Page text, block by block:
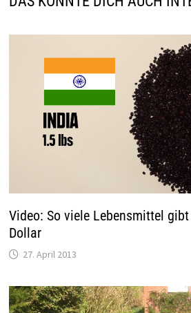
Video: So viele Lebensmittel
Dollar
27. April 2013